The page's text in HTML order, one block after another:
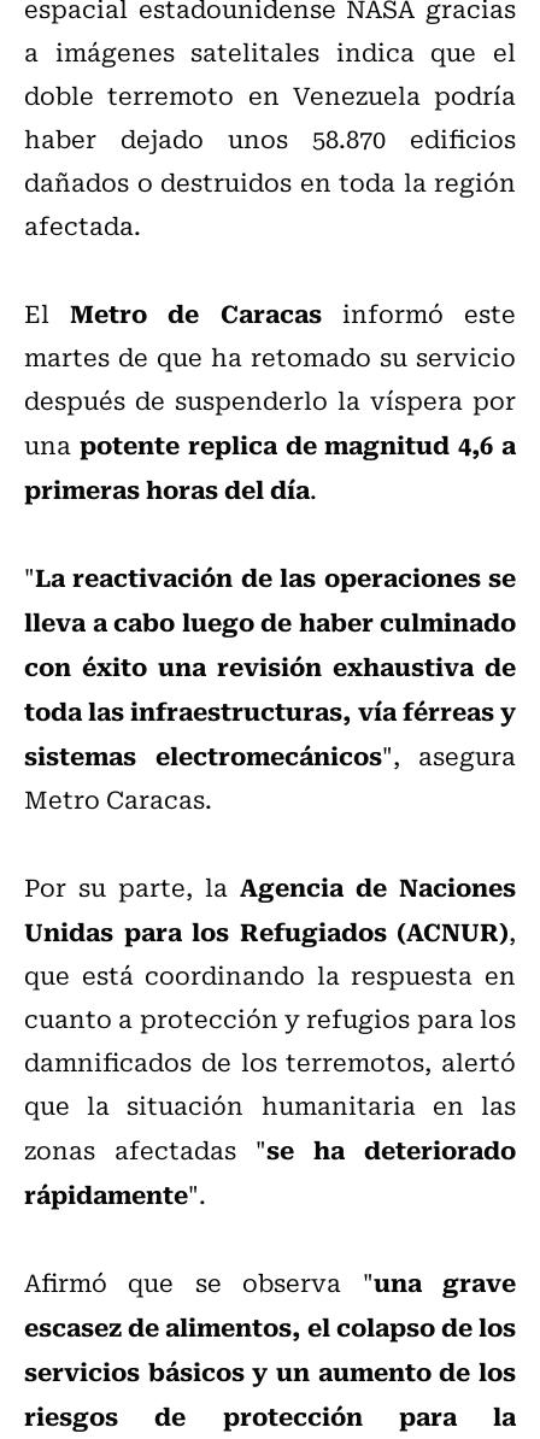
espacial estadounidense NASA gracias
a imágenes satelitales indica que el
doble terremoto en Venezuela podría
haber dejado unos 58.870 edificios
dañados o destruidos en toda la región
afectada.
ElMetro de Caracasinformó este
martes de que ha retomado su servicio
después de suspenderlo la víspera por
una potente replica de magnitud 4,6 a
primeras horas del día.
"La reactivación de las operaciones se
lleva a cabo luego de haber culminado
con éxito una revisión exhaustiva de
toda las infraestructuras, vía férreas y
sistemas electromecánicos", asegura
Metro Caracas.
Por su parte, la Agencia de Naciones
Unidas para los Refugiados (ACNUR),
que está coordinando la respuesta en
cuanto a protección y refugios para los
damnificados de los terremotos, alertó
que la situación humanitaria en las
zonas afectadas "se ha deteriorado
rápidamente".
Afirmó que se observa "una grave
escasez de alimentos, el colapso de los
servicios básicos y un aumento de los
riesgos de protección para la